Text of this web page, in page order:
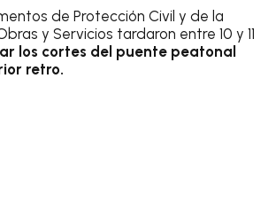
de Protección Civil y de la
y Servicios tardaron entre 10 y 11
los cortes del puente peatonal
retro.